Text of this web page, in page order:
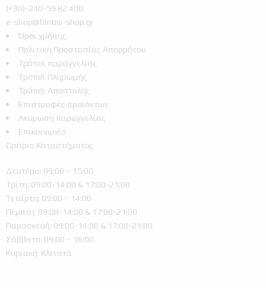
(+30)-210-59 82 400
e-shop@filntisi-shop.gr
Όροι χρήσης
Πολιτική Προστασίας Απορρήτου
Τρόποι παραγγελίας
Τρόποι Πληρωμής
Τρόποι Αποστολής
Επιστροφές προϊόντων
Ακύρωση παραγγελίας
Επικοινωνία
Ωράριο Καταστήματος
Δευτέρα: 09:00 – 15:00
Τρίτη: 09:00-14:00 & 17:00-21:00
Τετάρτη: 09:00 – 14:00
Πέμπτη: 09:00-14:00 & 17:00-21:00
Παρασκευή: 09:00-14:00 & 17:00-21:00
Σάββατο: 09:00 – 16:00
Κυριακή: Κλειστά